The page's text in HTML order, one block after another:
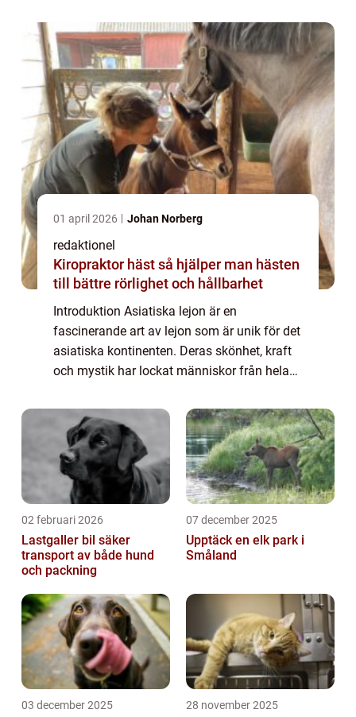
01 april 2026 Johan Norberg
redaktionel
Kiropraktor häst så hjälper man hästen
till bättre rörlighet och hållbarhet
Introduktion Asiatiska lejon är en
fascinerande art av lejon som är unik för det
asiatiska kontinenten. Deras skönhet, kraft
och mystik har lockat människor från hela
och mod. I denna artikel kommer vi at...
02 februari 2026
Lastgaller bil säker
transport av både hund
och packning
07 december 2025
Upptäck en elk park i
Småland
03 december 2025 28 november 2025